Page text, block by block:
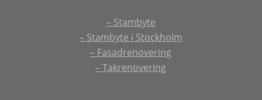
– Stambyte
– Stambyte i Stockholm
– Fasadrenovering
– Takrenovering